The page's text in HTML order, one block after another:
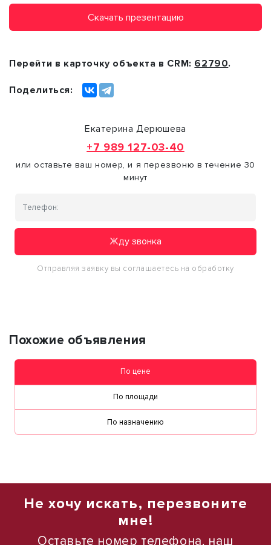
Скачать презентацию
Перейти в карточку объекта в CRM: 62790.
Поделиться:
Екатерина Дерюшева
+7 989 127-03-40
или оставьте ваш номер, и я перезвоню в течение 30
минут
Жду звонка
Отправляя заявку вы соглашаетесь на обработку
Похожие объявления
По цене
По площади
По назначению
Не хочу искать, перезвоните
мне!
Оставьте номер телефона, наш